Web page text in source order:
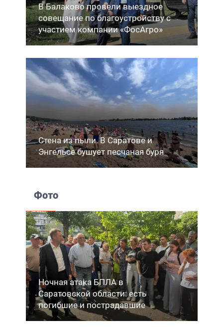
В Балаково провели выездное
совещание по благоустройству с
участием компании «ФосАгро»
Стена из пыли. В Саратове и
Энгельсе бушует песчаная буря
Фото
Ночная атака БПЛА в
Саратовской области: есть
погибшие и пострадавшие